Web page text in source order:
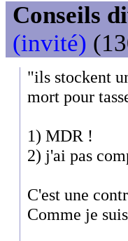
Conseils
(invité)
"ils stockent
mort pour
1) MDR !
2) j'ai pas
C'est une
Comme je